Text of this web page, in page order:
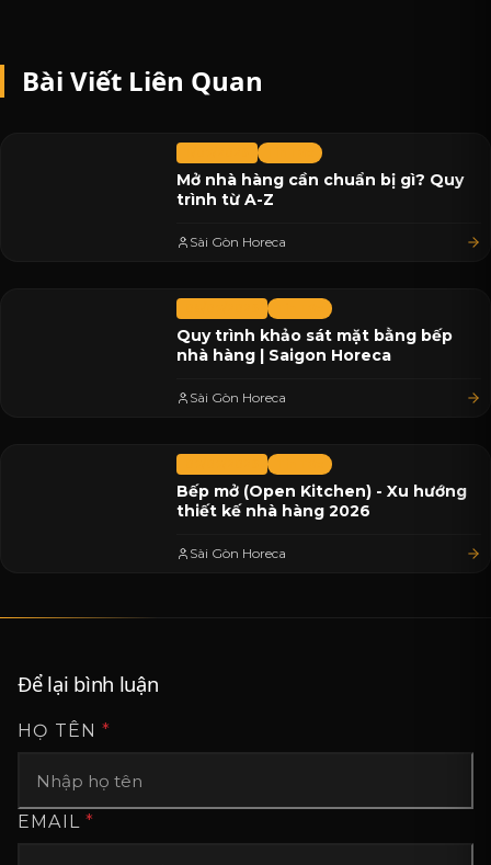
Bài Viết Liên Quan
Mở nhà hàng cần chuẩn bị gì? Quy
trình từ A-Z
Sài Gòn Horeca
Quy trình khảo sát mặt bằng bếp
nhà hàng | Saigon Horeca
Sài Gòn Horeca
Bếp mở (Open Kitchen) - Xu hướng
thiết kế nhà hàng 2026
Sài Gòn Horeca
Để lại bình luận
HỌ TÊN*
EMAIL*